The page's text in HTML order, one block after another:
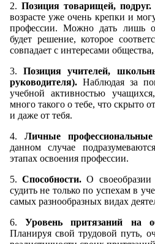
2.Позиция товарищей, подруг.
возрасте уже очень крепки и
профессии. Можно дать лишь
будет решение, которое
совпадает с интересами
3.Позиция учителей,
руководителя). Наблюдая за
учебной активностью
много такого о тебе, что скрыто
и даже от тебя.
4.Личные
данном случае
этапах освоения профессии.
5.Способности. О своеобразии
судить не только по успехам в
самых разнообразных видах
6.Уровень притязаний на
Планируя свой трудовой путь,